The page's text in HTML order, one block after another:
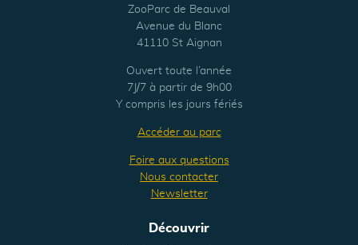
ZooParc de Beauval
Avenue du Blanc
41110 St Aignan
Ouvert toute l’année
7J/7 à partir de 9h00
Y compris les jours fériés
Accéder au parc
Foire aux questions
Nous contacter
Newsletter
Découvrir